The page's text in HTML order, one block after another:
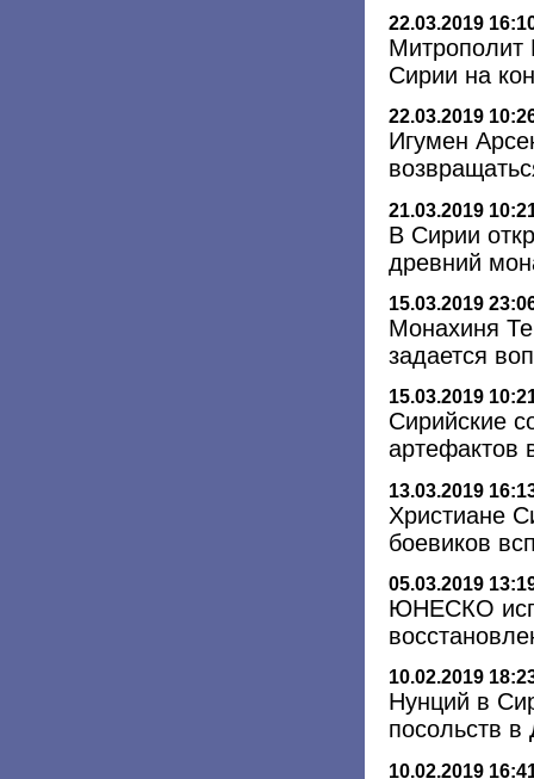
22.03.2019
Митрополит
Сирии на
22.03.2019
Игумен
21.03.2019
В Сирии
древний
15.03.2019
Монахиня
задается
15.03.2019
Сирийские
артефактов
13.03.2019
Христиане
боевиков
05.03.2019
ЮНЕСКО
10.02.2019
Нунций в
посольств
10.02.2019